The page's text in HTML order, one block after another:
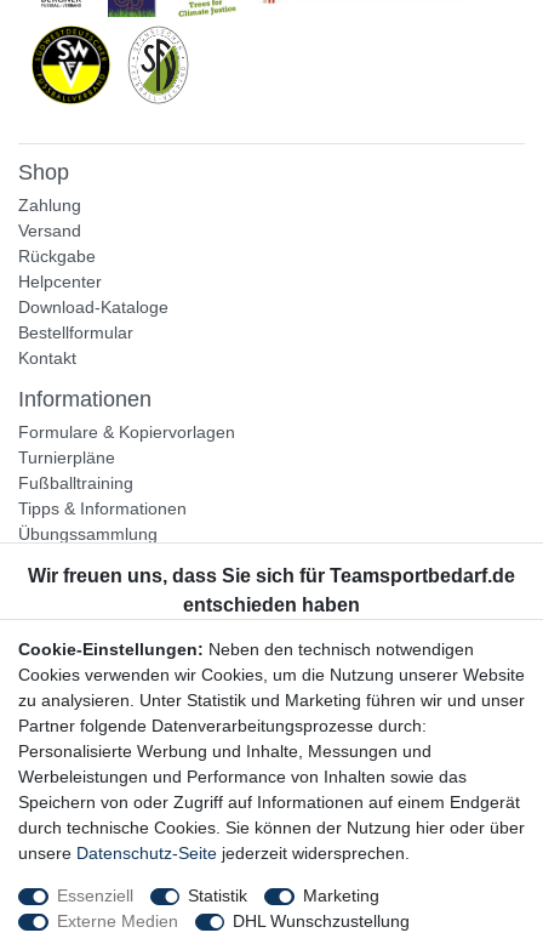
Shop
Zahlung
Versand
Rückgabe
Helpcenter
Download-Kataloge
Bestellformular
Kontakt
Informationen
Formulare & Kopiervorlagen
Turnierpläne
Fußballtraining
Tipps & Informationen
Übungssammlung
Unternehmen
Widerrufsrecht
Bestellung widerrufen
Datenschutzerklärung
AGB
Impressum
Newsletter
Newsletter-Anmeldung
Cookie-Einstellungen: Neben den technisch notwendigen
Cookies verwenden wir Cookies, um die Nutzung unserer Website
zu analysieren. Unter Statistik und Marketing führen wir und unser
Partner folgende Datenverarbeitungsprozesse durch:
Personalisierte Werbung und Inhalte, Messungen und
Werbeleistungen und Performance von Inhalten sowie das
Speichern von oder Zugriff auf Informationen auf einem Endgerät
durch technische Cookies. Sie können der Nutzung hier oder über
unsere Datenschutz-Seite jederzeit widersprechen.
Essenziell Statistik
Marketing
Externe Medien
DHL Wunschzustellung